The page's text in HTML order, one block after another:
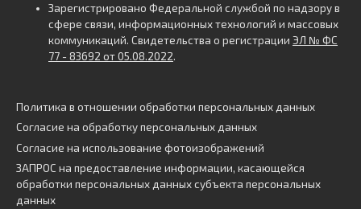
Зарегистрировано Федеральной службой по надзору в
сфере связи, информационных технологий и массовых
коммуникаций. Свидетельства о регистрации ЭЛ № ФС
77 - 83692 от 05.08.2022.
Политика в отношении обработки персональных данных
Согласие на обработку персональных данных
Согласие на использование фотоизображений
ЗАПРОС на предоставление информации, касающейся
обработки персональных данных субъекта персональных
данных